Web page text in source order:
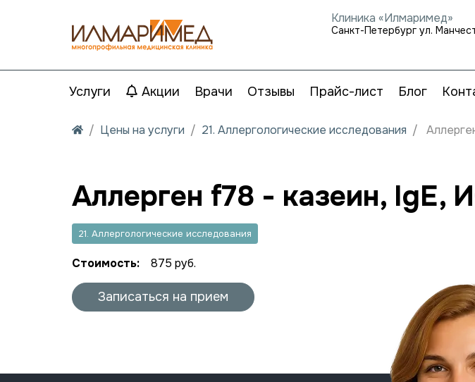
Клиника «Илмаримед»
Санкт-Петербург ул.
Услуги Акции Врачи Отзывы Прайс-лист Блог
Цены на услуги 21. Аллергологические исследования
Аллерген f78 - казеин, IgE,
21. Аллергологические исследования
Стоимость: 875 руб.
Записаться на прием